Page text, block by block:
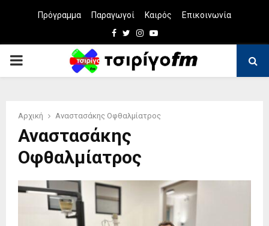
Πρόγραμμα Παραγωγοί Καιρός
Επικοινωνία
Facebook
TwitterInstagram
Youtube
PRIMARY
Αρχική Αναστασάκης Οφθαλμίατρος
Αναστασάκης
Οφθαλμίατρος